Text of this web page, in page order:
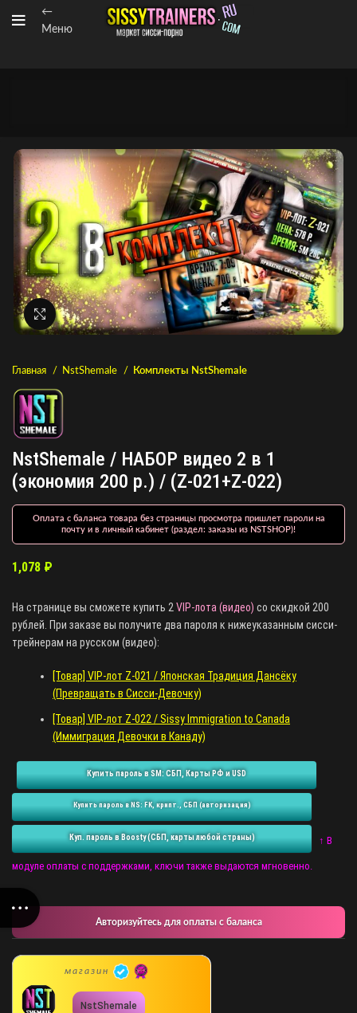
←
Меню
Нажмите, чтобы увеличить
Главная NstShemale Комплекты NstShemale
NstShemale / НАБОР видео 2 в 1
(экономия 200 р.) / (Z-021+Z-022)
Оплата с баланса товара без страницы просмотра пришлет пароли на
почту и в личный кабинет (раздел: заказы из NSTSHOP)!
1,078 ₽
На странице вы сможете купить 2 VIP-лота (видео) со скидкой 200
рублей. При заказе вы получите два пароля к нижеуказанным сисси-
трейнерам на русском (видео):
[Товар] VIP-лот Z-021 / Японская Традиция Дансёку
(Превращать в Сисси-Девочку)
[Товар] VIP-лот Z-022 / Sissy Immigration to Canada
(Иммиграция Девочки в Канаду)
Купить пароль в SM: СБП, Карты РФ и USD
Купить пароль в NS: FK, крипт., СБП (авторизация)
Куп. пароль в Boosty (СБП, карты любой страны) ↑ В
модуле оплаты с поддержками, ключи также выдаются мгновенно.
Авторизуйтесь для оплаты с баланса
магазин
NstShemale